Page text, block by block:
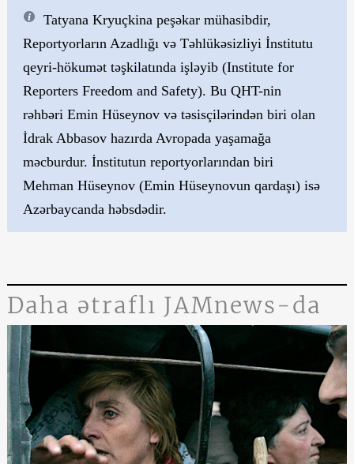
Tatyana Kryuçkina peşəkar mühasibdir,
Reportyorların Azadlığı və Təhlükəsizliyi İnstitutu
qeyri-hökumət təşkilatında işləyib (Institute for
Reporters Freedom and Safety). Bu QHT-nin
rəhbəri Emin Hüseynov və təsisçilərindən biri olan
İdrak Abbasov hazırda Avropada yaşamağa
məcburdur. İnstitutun reportyorlarından biri
Mehman Hüseynov (Emin Hüseynovun qardaşı) isə
Azərbaycanda həbsdədir.
Daha ətraflı JAMnews-da